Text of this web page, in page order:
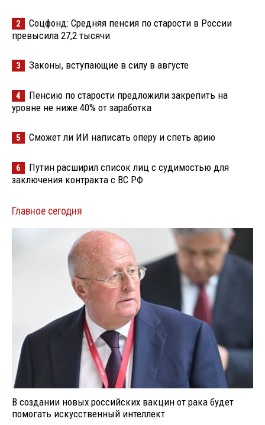
2
Соцфонд: Средняя пенсия по старости в России
превысила 27,2 тысячи
3 Законы, вступающие в силу в августе
4
Пенсию по старости предложили закрепить на
уровне не ниже 40% от заработка
5 Сможет ли ИИ написать оперу и спеть арию
6
Путин расширил список лиц с судимостью для
заключения контракта с ВС РФ
Главное сегодня
В создании новых российских вакцин от рака будет
помогать искусственный интеллект